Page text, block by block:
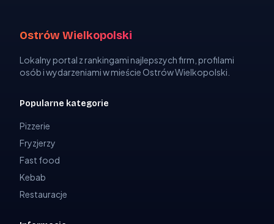
Ostrów Wielkopolski
Lokalny portal z rankingami najlepszych firm, profilami
osób i wydarzeniami w mieście Ostrów Wielkopolski.
Popularne kategorie
Pizzerie
Fryzjerzy
Fast food
Kebab
Restauracje